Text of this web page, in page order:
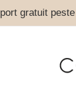
gratuit